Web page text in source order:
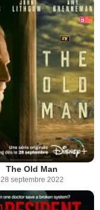
The Old Man
28 septembre 2022